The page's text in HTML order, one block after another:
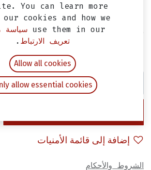
جوان تاكيهات سيمفوني ST و فيدل 3
شامل ضريبة القيمة المضافة
إضافة إلى قائمة الأمنيات
الشروط والأحكام
You can learn more
our cookies and how we
use them in our سياسة
تعريف الارتباط .
Allow all cookies
allow essential cookies